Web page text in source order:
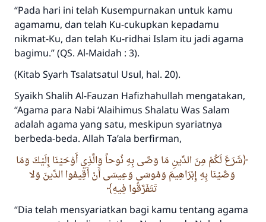
“Pada hari ini telah Kusempurnakan untuk kamu
agamamu, dan telah Ku-cukupkan kepadamu
nikmat-Ku, dan telah Ku-ridhai Islam itu jadi agama
bagimu.”(QS. Al-Maidah : 3).
(Kitab Syarh Tsalatsatul Usul, hal. 20).
Syaikh Shalih Al-Fauzan Hafizhahullah mengatakan,
“Agama para Nabi ‘Alaihimus Shalatu Was Salam
adalah agama yang satu, meskipun syariatnya
berbeda-beda. Allah Ta’ala berfirman,
شَرَعَ لَكُمْ مِنَ الدِّينِ مَا وَصَّى بِهِ نُوحاً وَالَّذِي أَوْحَيْنَا إِلَيْكَ وَمَا
وَصَّيْنَا بِهِ إِبْرَاهِيمَ وَمُوسَى وَعِيسَى أَنْ أَقِيمُوا الدِّينَ وَلا
تَتَفَرَّقُوا فِيهِ
“Dia telah mensyariatkan bagi kamu tentang agama
MUSLIM, 1893
Saham